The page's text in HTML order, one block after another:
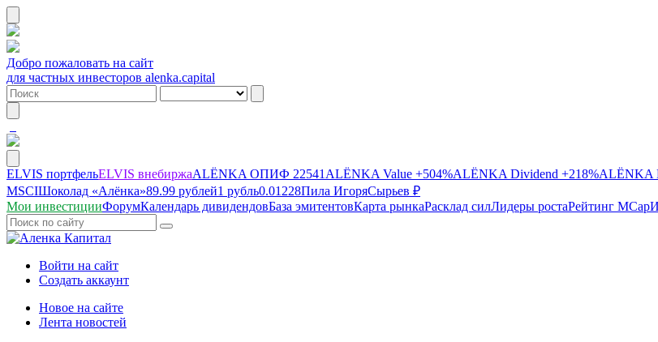
Добро пожаловать на сайт
для частных инвесторов alenka.capital
ELVIS портфельELVIS внебиржаALЁNKA ОПИФ 22541 ALЁNKA Value +504%ALЁNKA Dividend +218%ALЁNKA
MSCIШоколад «Алёнка»89.99 рублей1 рубль0.01228Пила ИгоряСырьев ₽
Мои инвестицииФорумКалендарь дивидендовБаза эмитентовКарта рынкаРасклад силЛидеры ростаРейтинг MCap
Войти на сайт
Создать аккаунт
Новое на сайте
Лента новостей